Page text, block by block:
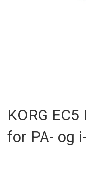
the
of
the
KORG
for PA- og